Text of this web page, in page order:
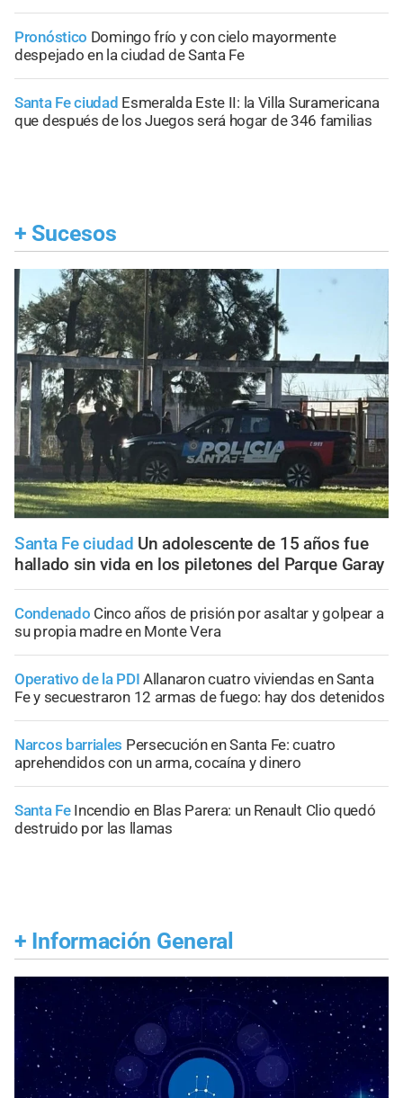
Pronóstico Domingo frío y con cielo mayormente
despejado en la ciudad de Santa Fe
Santa Fe ciudad Esmeralda Este II: la Villa Suramericana
que después de los Juegos será hogar de 346 familias
+ Sucesos
Santa Fe ciudad Un adolescente de 15 años fue
hallado sin vida en los piletones del Parque Garay
Condenado Cinco años de prisión por asaltar y golpear a
su propia madre en Monte Vera
Operativo de la PDI Allanaron cuatro viviendas en Santa
Fe y secuestraron 12 armas de fuego: hay dos detenidos
Narcos barriales Persecución en Santa Fe: cuatro
aprehendidos con un arma, cocaína y dinero
Santa Fe Incendio en Blas Parera: un Renault Clio quedó
destruido por las llamas
+ Información General